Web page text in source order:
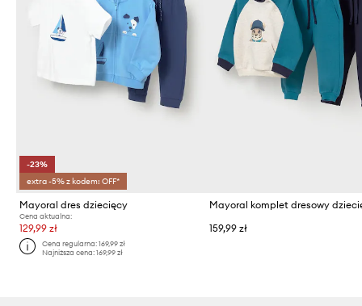
-23%
extra -5% z kodem: OFF*
Mayoral dres dziecięcy
Cena aktualna:
129,99 zł
Cena regularna:169,99 zł
Najniższa cena:169,99 zł
159,99 zł